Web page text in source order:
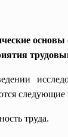
основы
следующие
труда.